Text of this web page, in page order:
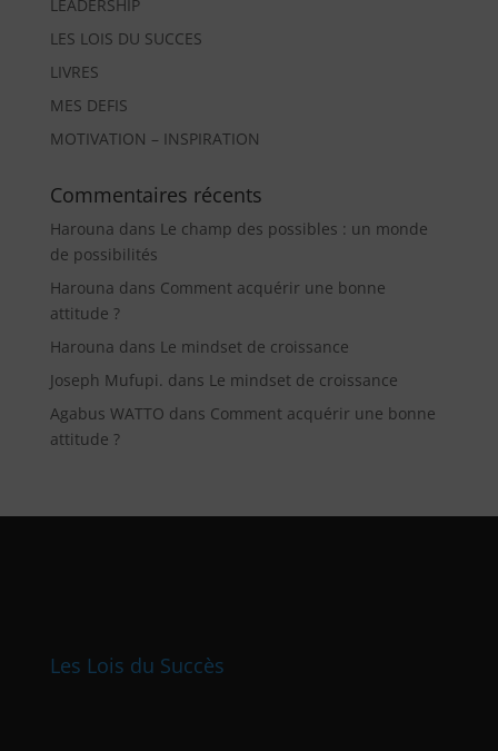
LEADERSHIP
LES LOIS DU SUCCES
LIVRES
MES DEFIS
MOTIVATION – INSPIRATION
Commentaires récents
Harouna dans Le champ des possibles : un monde
de possibilités
Harouna dans Comment acquérir une bonne
attitude ?
Harouna dans Le mindset de croissance
Joseph Mufupi. dans Le mindset de croissance
Agabus WATTO dans Comment acquérir une bonne
attitude ?
Les Lois du Succès